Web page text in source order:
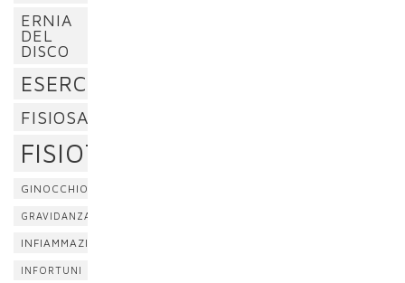
ERNIA
DEL
DISCO
ESERCIZI
FISIOSAN
FISIOTERAPIA
GINOCCHIO
GRAVIDANZA
INFIAMMAZIONE
INFORTUNI